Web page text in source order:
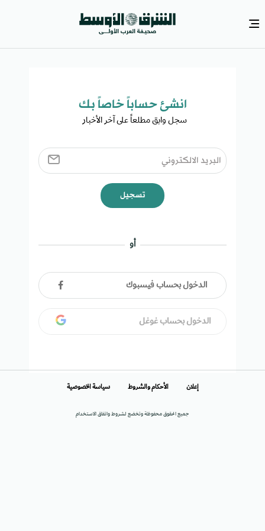
انشئ حساباً خاصاً بك​
سجل وابق مطلعاً على آخر الأخبار ​
تسجيل
أو
الدخول بحساب فيسبوك
الدخول بحساب غوغل
جميع الحقوق محفوظة وتخضع لشروط واتفاق الاستخدام
إعلان الأحكام والشروط سياسة الخصوصية